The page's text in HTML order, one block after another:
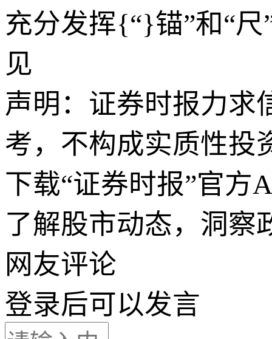
充分发挥{“}锚”和“
见
声明：证券时报力求
考，不构成实质性投
下载“证券时报”官方
了解股市动态，洞察
网友评论
登录后可以发言